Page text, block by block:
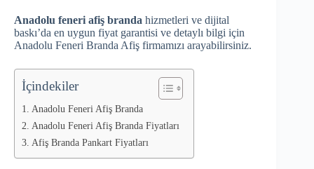
Anadolu feneri afiş branda hizmetleri ve dijital
baskı’da en uygun fiyat garantisi ve detaylı bilgi için
Anadolu Feneri Branda Afiş firmamızı arayabilirsiniz.
İçindekiler
Anadolu Feneri Afiş Branda
Anadolu Feneri Afiş Branda Fiyatları
Afiş Branda Pankart Fiyatları